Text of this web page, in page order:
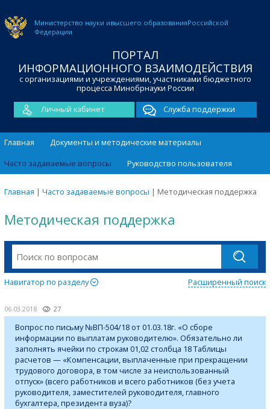
Министерство науки ивысшего образованияРоссийской
Федерации
ПОРТАЛ
ИНФОРМАЦИОННОГО ВЗАИМОДЕЙСТВИЯ
с организациями и учреждениями, участниками бюджетного
процесса Минобрнауки России
Личный кабинет
Служба поддержки
Главная
Документы и методические материалы
Часто задаваемые вопросы
Руководство пользователя
Главная | Часто задаваемые вопросы | Методическая поддержка
Методическая поддержка
Навигатор по разделу Расширенный поиск
06.03.2018 27
Вопрос по письму №ВП-504/18 от 01.03.18г. «О сборе
информации по выплатам руководителю». Обязательно ли
заполнять ячейки по строкам 01,02 столбца 18 Таблицы
расчетов — «Компенсации, выплаченные при прекращении
трудового договора, в том числе за неиспользованный
отпуск» (всего работников и всего работников (без учета
руководителя, заместителей руководителя, главного
бухгалтера, президента вуза)?